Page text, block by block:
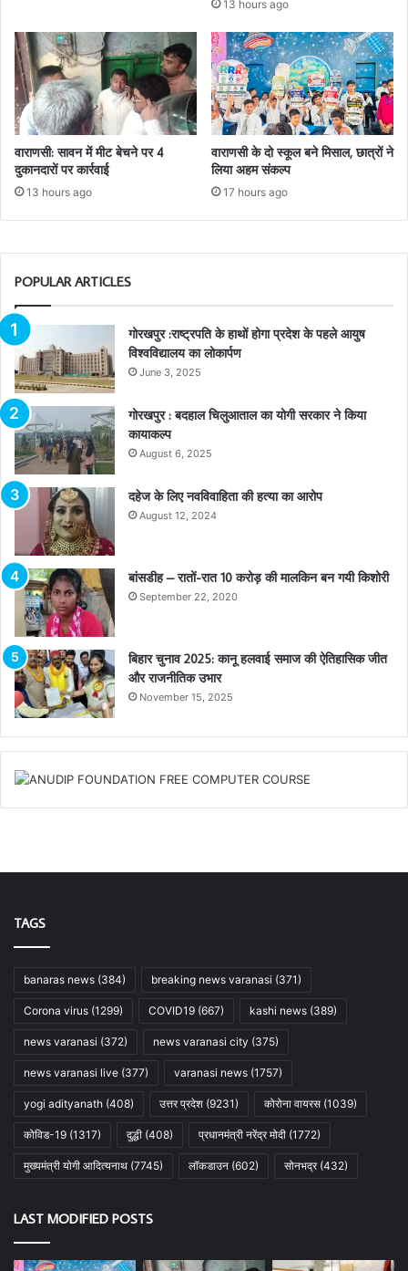
13 hours ago
वाराणसी: सावन में मीट बेचने पर 4
दुकानदारों पर कार्रवाई
13 hours ago
वाराणसी के दो स्कूल बने मिसाल, छात्रों ने
लिया अहम संकल्प
17 hours ago
POPULAR ARTICLES
गोरखपुर :राष्ट्रपति के हाथों होगा प्रदेश के पहले आयुष
विश्वविद्यालय का लोकार्पण
June 3, 2025
गोरखपुर : बदहाल चिलुआताल का योगी सरकार ने किया
कायाकल्प
August 6, 2025
दहेज के लिए नवविवाहिता की हत्या का आरोप
August 12, 2024
बांसडीह – रातों-रात 10 करोड़ की मालकिन बन गयी किशोरी
September 22, 2020
बिहार चुनाव 2025: कानू हलवाई समाज की ऐतिहासिक जीत
और राजनीतिक उभार
November 15, 2025
TAGS
banaras news (384) breaking news varanasi (371)
Corona virus (1299) COVID19 (667) kashi news (389)
news varanasi (372) news varanasi city (375)
news varanasi live (377) varanasi news (1757)
yogi adityanath (408) उत्तर प्रदेश (9231) कोरोना वायरस (1039)
कोविड-19 (1317) दुद्धी (408) प्रधानमंत्री नरेंद्र मोदी (1772)
मुख्यमंत्री योगी आदित्यनाथ (7745) लॉकडाउन (602) सोनभद्र(432)
LAST MODIFIED POSTS